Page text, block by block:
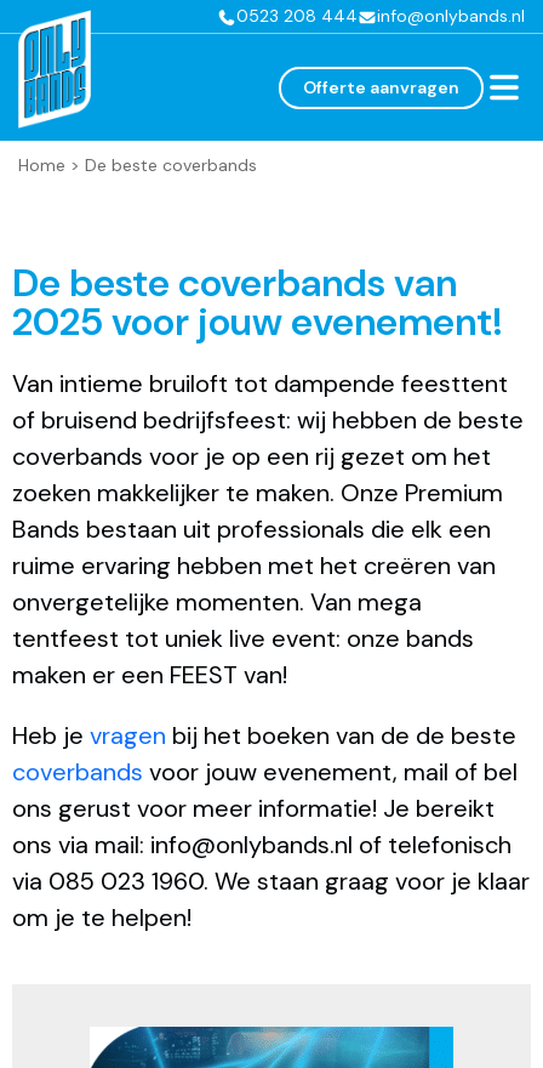
0523 208 444 info@onlybands.nl
Offerte aanvragen
Home > De beste coverbands
De beste coverbands van
2025 voor jouw evenement!
Van intieme bruiloft tot dampende feesttent
of bruisend bedrijfsfeest: wij hebben de beste
coverbands voor je op een rij gezet om het
zoeken makkelijker te maken. Onze Premium
Bands bestaan uit professionals die elk een
ruime ervaring hebben met het creëren van
onvergetelijke momenten. Van mega
tentfeest tot uniek live event: onze bands
maken er een FEEST van!
Heb je vragen bij het boeken van de de beste
coverbands voor jouw evenement, mail of bel
ons gerust voor meer informatie! Je bereikt
ons via mail: info@onlybands.nl of telefonisch
via 085 023 1960. We staan graag voor je klaar
om je te helpen!